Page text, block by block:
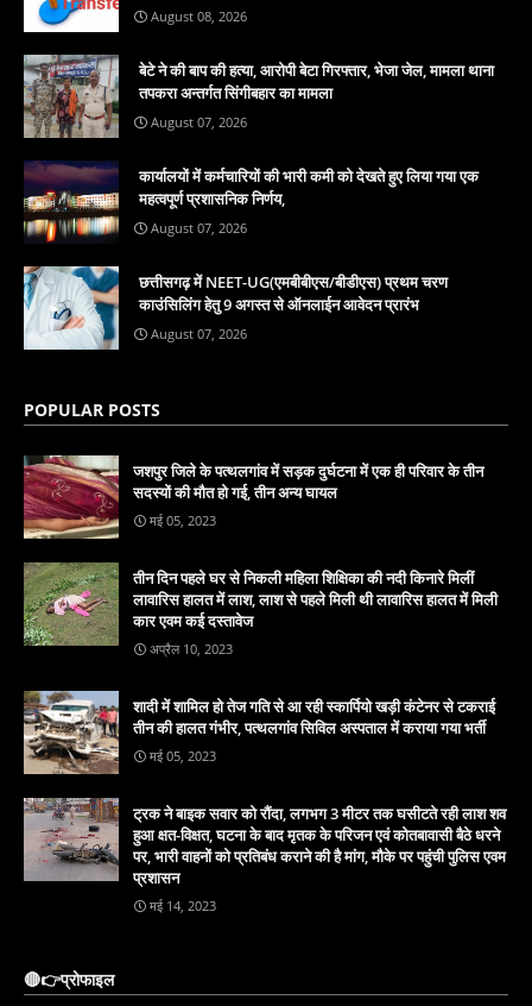
August 08, 2026
बेटे ने की बाप की हत्या, आरोपी बेटा गिरफ्तार, भेजा जेल, मामला थाना
तपकरा अन्तर्गत सिंगीबहार का मामला
August 07, 2026
कार्यालयों में कर्मचारियों की भारी कमी को देखते हुए लिया गया एक
महत्वपूर्ण प्रशासनिक निर्णय,
August 07, 2026
छत्तीसगढ़ में NEET-UG(एमबीबीएस/बीडीएस) प्रथम चरण
काउंसिलिंग हेतु 9 अगस्त से ऑनलाईन आवेदन प्रारंभ
August 07, 2026
POPULAR POSTS
जशपुर जिले के पत्थलगांव में सड़क दुर्घटना में एक ही परिवार के तीन
सदस्यों की मौत हो गई, तीन अन्य घायल
मई 05, 2023
तीन दिन पहले घर से निकली महिला शिक्षिका की नदी किनारे मिलीं
लावारिस हालत में लाश, लाश से पहले मिली थी लावारिस हालत में मिली
कार एवम कई दस्तावेज
अप्रैल 10, 2023
शादी में शामिल हो तेज गति से आ रही स्कार्पियो खड़ी कंटेनर से टकराई
तीन की हालत गंभीर, पत्थलगांव सिविल अस्पताल में कराया गया भर्ती
मई 05, 2023
ट्रक ने बाइक सवार को रौंदा, लगभग 3 मीटर तक घसीटते रही लाश शव
हुआ क्षत-विक्षत, घटना के बाद मृतक के परिजन एवं कोतबावासी बैठे धरने
पर, भारी वाहनों को प्रतिबंध कराने की है मांग, मौके पर पहुंची पुलिस एवम
प्रशासन
मई 14, 2023
🔴👉प्रोफाइल